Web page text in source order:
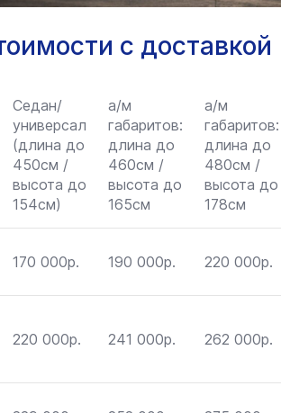
с доставкой
Седан/
универсал
(длина до
450см /
высота до
154см)
а/м
габаритов:
длина до
460см /
высота до
165см
а/м
габаритов:
длина до
480см /
высота до
178см
170 000р. 190 000р. 220 000р.
220 000р. 241 000р. 262 000р.